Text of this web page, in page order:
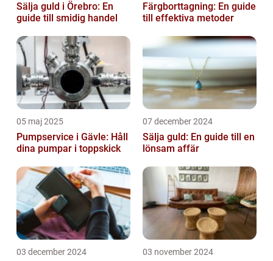
Sälja guld i Örebro: En
guide till smidig handel
Färgborttagning: En guide
till effektiva metoder
05 maj 2025
Pumpservice i Gävle: Håll
dina pumpar i toppskick
07 december 2024
Sälja guld: En guide till en
lönsam affär
03 december 2024 03 november 2024